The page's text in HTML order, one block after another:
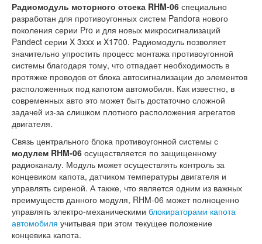
Радиомодуль моторного отсека RHM-06 специально
разработан для противоугонных систем Pandora нового
поколения серии Pro и для новых микросигнализаций
Pandect серии X 3xxx и X1700. Радиомодуль позволяет
значительно упростить процесс монтажа противоугонной
системы благодаря тому, что отпадает необходимость в
протяжке проводов от блока автосигнализации до элементов
расположенных под капотом автомобиля. Как известно, в
современных авто это может быть достаточно сложной
задачей из-за слишком плотного расположения агрегатов
двигателя.
Связь центрального блока противоугонной системы с
модулем RHM-06 осуществляется по защищенному
радиоканалу. Модуль может осуществлять контроль за
концевиком капота, датчиком температуры двигателя и
управлять сиреной. А также, что является одним из важных
преимуществ данного модуля, RHM-06 может полноценно
управлять электро-механическими блокираторами капота
автомобиля учитывая при этом текущее положение
концевика капота.